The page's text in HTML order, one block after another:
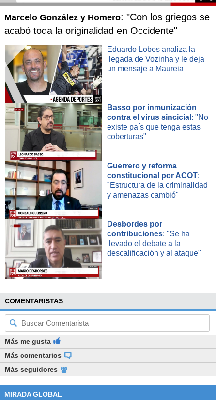
Marcelo González y Homero: "Con los griegos se
acabó toda la originalidad en Occidente"
Eduardo Lobos analiza la
llegada de Vozinha y le deja
un mensaje a Maureia
Basso por inmunización
contra el virus sincicial : "No
existe país que tenga estas
coberturas"
Guerrero y reforma
constitucional por ACOT:
"Estructura de la criminalidad
y amenazas cambió"
Desbordes por
contribuciones: "Se ha
llevado el debate a la
descalificación y al ataque"
COMENTARISTAS
Más me gusta
Más comentarios
Más seguidores
MIRADA GLOBAL